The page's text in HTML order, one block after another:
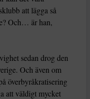
att lägga så
Och… är han,
sedan drog den
Och även om
överbyråkratisering
att väldigt mycket